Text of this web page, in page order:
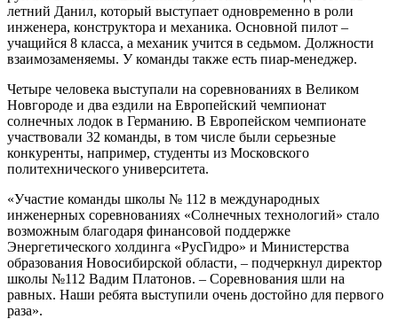
летний Данил, который выступает одновременно в роли
инженера, конструктора и механика. Основной пилот –
учащийся 8 класса, а механик учится в седьмом. Должности
взаимозаменяемы. У команды также есть пиар-менеджер.
Четыре человека выступали на соревнованиях в Великом
Новгороде и два ездили на Европейский чемпионат
солнечных лодок в Германию. В Европейском чемпионате
участвовали 32 команды, в том числе были серьезные
конкуренты, например, студенты из Московского
политехнического университета.
«Участие команды школы № 112 в международных
инженерных соревнованиях «Солнечных технологий» стало
возможным благодаря финансовой поддержке
Энергетического холдинга «РусГидро» и Министерства
образования Новосибирской области, – подчеркнул директор
школы №112 Вадим Платонов. – Соревнования шли на
равных. Наши ребята выступили очень достойно для первого
раза».